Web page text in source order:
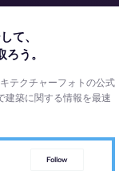
て、
う。
テクチャーフォトの公式
建築に関する情報を最速
Follow